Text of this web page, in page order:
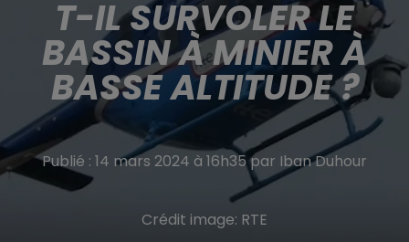
T-IL SURVOLER LE
BASSIN À MINIER À
BASSE ALTITUDE ?
Publié : 14 mars 2024 à 16h35 par Iban Duhour
Crédit image: RTE